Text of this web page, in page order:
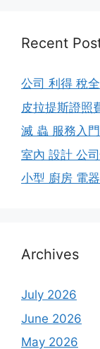
Recent
公司 利得 稅
皮拉提斯證照
滅 蟲 服務入
室內 設計 公
小型 廚房 電
Archives
July 2026
June 2026
May 2026